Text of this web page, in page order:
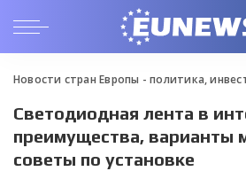
Новости стран Европы - политика,
Светодиодная лента в
преимущества, варианты
советы по установке